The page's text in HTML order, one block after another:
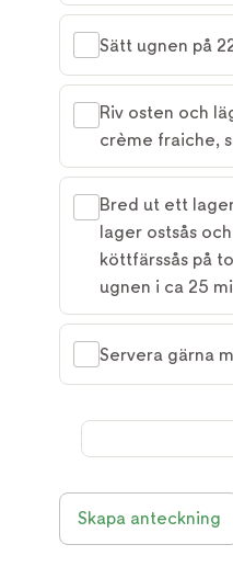
Sätt ugnen på
Riv osten och
crème fraiche,
Bred ut ett
lager ostsås
köttfärssås på
ugnen i ca 25
Servera gärna
Skapa anteckning